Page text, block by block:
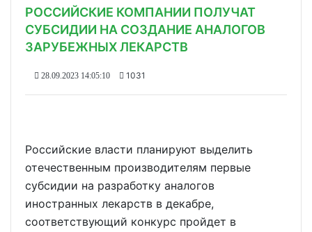
РОССИЙСКИЕ КОМПАНИИ ПОЛУЧАТ
СУБСИДИИ НА СОЗДАНИЕ АНАЛОГОВ
ЗАРУБЕЖНЫХ ЛЕКАРСТВ
28.09.2023 14:05:10 1031
Российские власти планируют выделить
отечественным производителям первые
субсидии на разработку аналогов
иностранных лекарств в декабре,
соответствующий конкурс пройдет в